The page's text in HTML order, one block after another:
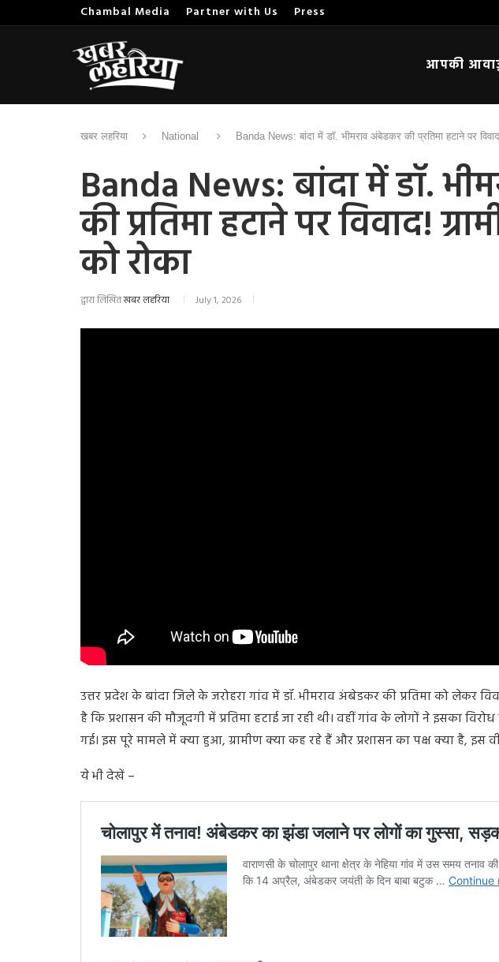
Chambal Media Partner with Us Press
आपकी
खबर लहरिया National Banda News: बांदा में डॉ. भीमराव अंबेडकर की प्रतिमा हटाने पर
Banda News: बांदा में डॉ.
की प्रतिमा हटाने पर विवाद!
को रोका
द्वारा लिखितखबर लहरिया July 1, 2026
उत्तर प्रदेश के बांदा जिले के जरोहरा गांव में डॉ. भीमराव अंबेडकर की प्रतिमा को लेकर
है कि प्रशासन की मौजूदगी में प्रतिमा हटाई जा रही थी। वहीं गांव के लोगों ने इसका
गई। इस पूरे मामले में क्या हुआ, ग्रामीण क्या कह रहे हैं और प्रशासन का पक्ष क्या है, इस
ये भी देखें –